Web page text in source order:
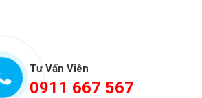
Tư Vấn Viên
0911 667 567